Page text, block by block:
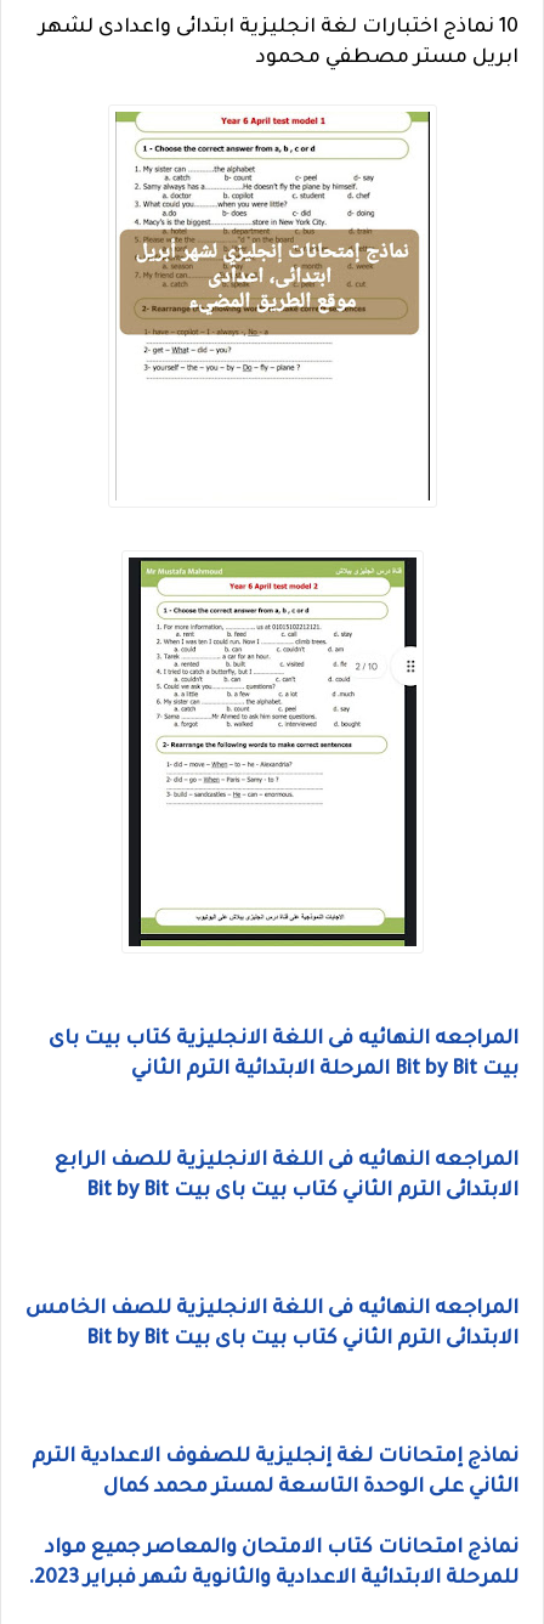
10 نماذج اختبارات لغة انجليزية ابتدائى واعدادى لشهر
ابريل مستر مصطفي محمود
المراجعه النهائيه فى اللغة الانجليزية كتاب بيت باى
بيت Bit by Bit المرحلة الابتدائية الترم الثاني
المراجعه النهائيه فى اللغة الانجليزية للصف الرابع
الابتدائى الترم الثاني كتاب بيت باى بيت Bit by Bit
المراجعه النهائيه فى اللغة الانجليزية للصف الخامس
الابتدائى الترم الثاني كتاب بيت باى بيت Bit by Bit
نماذج إمتحانات لغة إنجليزية للصفوف الاعدادية الترم
الثاني على الوحدة التاسعة لمستر محمد كمال
نماذج امتحانات كتاب الامتحان والمعاصر جميع مواد
للمرحلة الابتدائية الاعدادية والثانوية شهر فبراير 2023.